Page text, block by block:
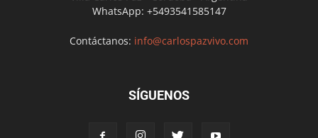
WhatsApp: +5493541585147
Contáctanos: info@carlospazvivo.com
SÍGUENOS